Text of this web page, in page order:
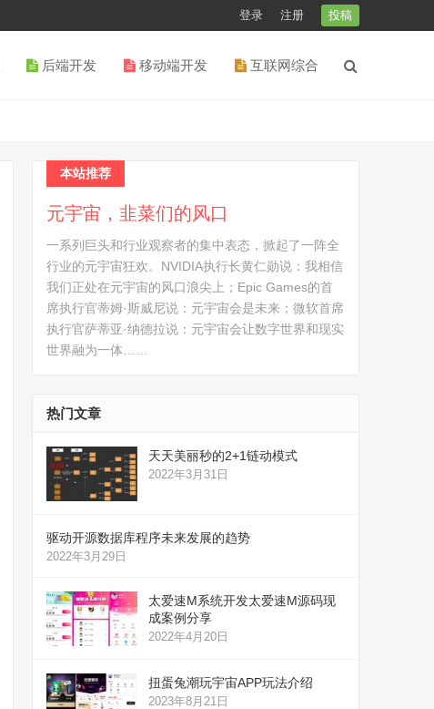
登录 注册 投稿
后端开发 移动端开发 互联网综合
本站推荐
元宇宙，韭菜们的风口
一系列巨头和行业观察者的集中表态，掀起了一阵全
行业的元宇宙狂欢。NVIDIA执行长黄仁勋说：我相信
我们正处在元宇宙的风口浪尖上；Epic Games的首
席执行官蒂姆·斯威尼说：元宇宙会是未来；微软首席
执行官萨蒂亚·纳德拉说：元宇宙会让数字世界和现实
世界融为一体……
热门文章
天天美丽秒的2+1链动模式
2022年3月31日
驱动开源数据库程序未来发展的趋势
2022年3月29日
太爱速M系统开发太爱速M源码现
成案例分享
2022年4月20日
扭蛋兔潮玩宇宙APP玩法介绍
2023年8月21日